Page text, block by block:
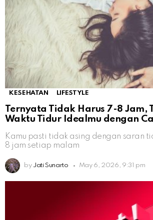
KESEHATAN LIFESTYLE
Ternyata Tidak Harus 7-8 Jam,
Waktu Tidur Idealmu dengan
Kamu pasti tidak asing dengan saran
8 jam setiap malam
by Jati Sunarto May 6, 2026, 9:31 pm